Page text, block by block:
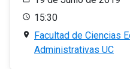
15:30
Facultad de Ciencias
Administrativas UC